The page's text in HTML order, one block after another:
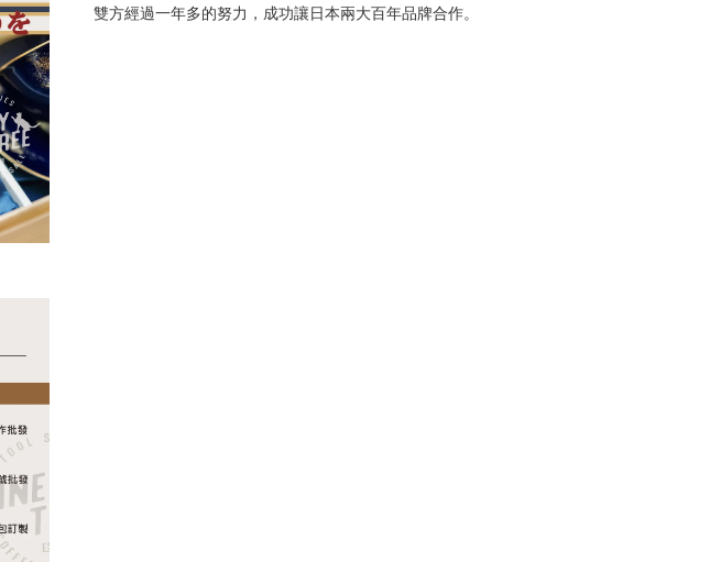
雙方經過一年多的努力，成功讓日本兩大百年品牌合作。